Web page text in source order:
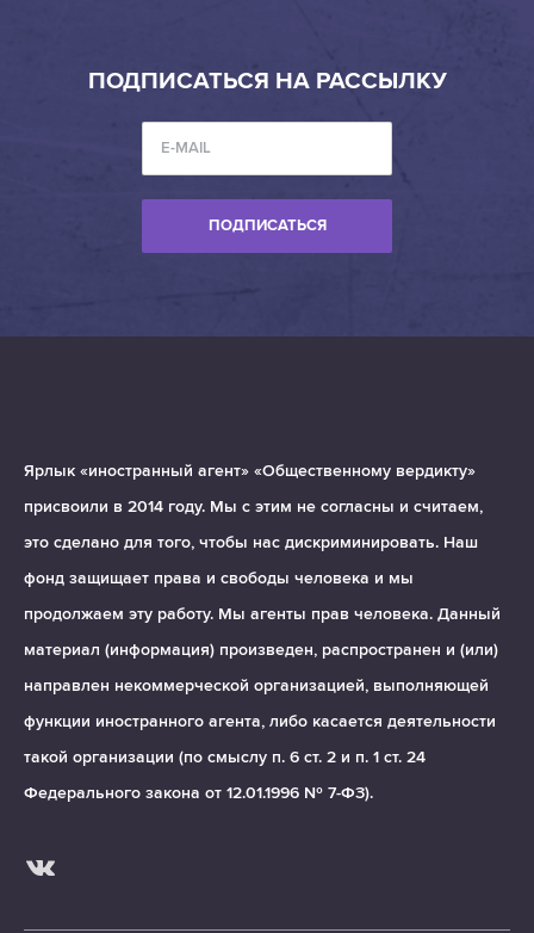
ПОДПИСАТЬСЯ НА РАССЫЛКУ
ПОДПИСАТЬСЯ
Ярлык «иностранный агент» «Общественному вердикту»
присвоили в 2014 году. Мы с этим не согласны и считаем,
это сделано для того, чтобы нас дискриминировать. Наш
фонд защищает права и свободы человека и мы
продолжаем эту работу. Мы агенты прав человека. Данный
материал (информация) произведен, распространен и (или)
направлен некоммерческой организацией, выполняющей
функции иностранного агента, либо касается деятельности
такой организации (по смыслу п. 6 ст. 2 и п. 1 ст. 24
Федерального закона от 12.01.1996 № 7-ФЗ).